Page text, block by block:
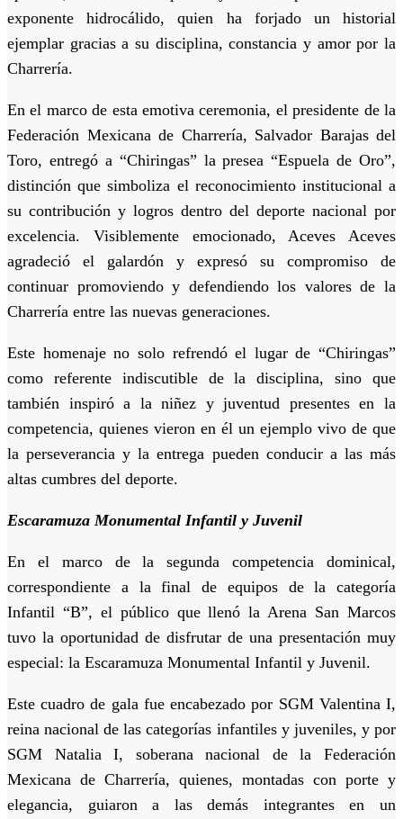
exponente hidrocálido, quien ha forjado un historial
ejemplar gracias a su disciplina, constancia y amor por la
Charrería.
En el marco de esta emotiva ceremonia, el presidente de la
Federación Mexicana de Charrería, Salvador Barajas del
Toro, entregó a “Chiringas” la presea “Espuela de Oro”,
distinción que simboliza el reconocimiento institucional a
su contribución y logros dentro del deporte nacional por
excelencia. Visiblemente emocionado, Aceves Aceves
agradeció el galardón y expresó su compromiso de
continuar promoviendo y defendiendo los valores de la
Charrería entre las nuevas generaciones.
Este homenaje no solo refrendó el lugar de “Chiringas”
como referente indiscutible de la disciplina, sino que
también inspiró a la niñez y juventud presentes en la
competencia, quienes vieron en él un ejemplo vivo de que
la perseverancia y la entrega pueden conducir a las más
altas cumbres del deporte.
Escaramuza Monumental Infantil y Juvenil
En el marco de la segunda competencia dominical,
correspondiente a la final de equipos de la categoría
Infantil “B”, el público que llenó la Arena San Marcos
tuvo la oportunidad de disfrutar de una presentación muy
especial: la Escaramuza Monumental Infantil y Juvenil.
Este cuadro de gala fue encabezado por SGM Valentina I,
reina nacional de las categorías infantiles y juveniles, y por
SGM Natalia I, soberana nacional de la Federación
Mexicana de Charrería, quienes, montadas con porte y
elegancia, guiaron a las demás integrantes en un